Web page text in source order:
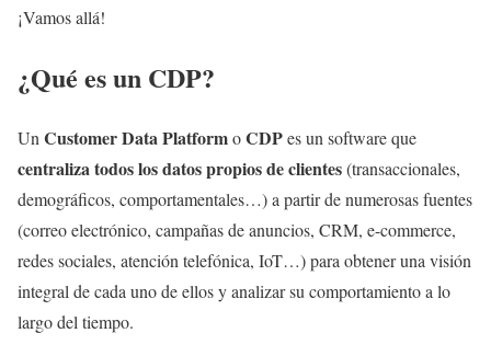
¡Vamos allá!
¿Qué es un CDP?
Un Customer Data PlatformoCDPes un software que
centraliza todos los datos propios de clientes(transaccionales,
demográficos, comportamentales…) a partir de numerosas fuentes
(correo electrónico, campañas de anuncios, CRM, e-commerce,
redes sociales, atención telefónica, IoT…) para obtener una visión
integral de cada uno de ellos y analizar su comportamiento a lo
largo del tiempo.